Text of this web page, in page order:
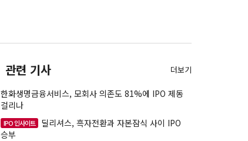
관련 기사 더보기
한화생명금융서비스, 모회사 의존도 81%에 IPO 제동
걸리나
IPO 인사이트
딜리셔스, 흑자전환과 자본잠식 사이 IPO
승부